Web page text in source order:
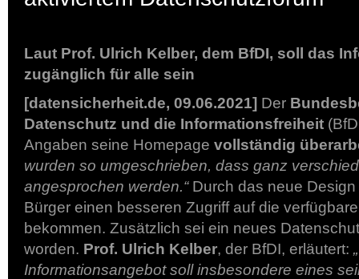
Laut Prof. Ulrich Kelber, dem BfDI, soll das
zugänglich für alle sein
[datensicherheit.de, 09.06.2021] Der
Datenschutz und die Informationsfreiheit
Angaben seine Homepage vollständig
wurden so umgeschrieben, dass ganz
angesprochen werden.“Durch das neue
Bürger einen besseren Zugriff auf die
bekommen. Zusätzlich sei ein neues
worden. Prof. Ulrich Kelber, der BfDI, erläutert:
Informationsangebot soll insbesondere eines